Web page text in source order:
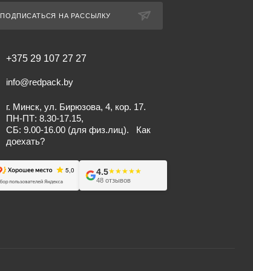
ПОДПИСАТЬСЯ НА РАССЫЛКУ
+375 29 107 27 27
info@redpack.by
г. Минск, ул. Бирюзова, 4, кор. 17.
ПН-ПТ: 8.30-17.15,
СБ: 9.00-16.00 (для физ.лиц). Как
доехать?
4.5★★★★★
★★★★★
48 отзывов